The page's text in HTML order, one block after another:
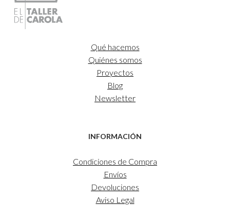
Qué hacemos
Quiénes somos
Proyectos
Blog
Newsletter
INFORMACIÓN
Condiciones de Compra
Envíos
Devoluciones
Aviso Legal